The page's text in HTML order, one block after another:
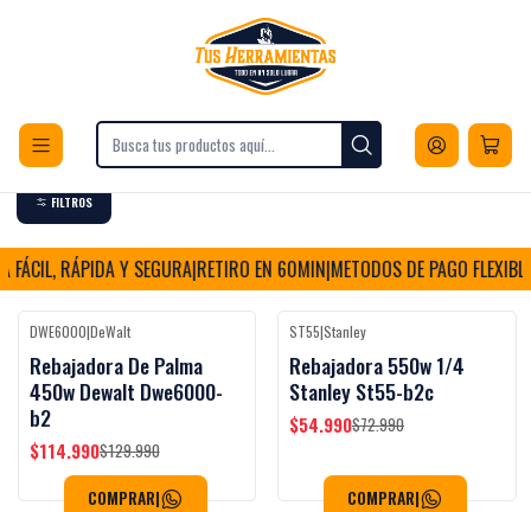
Envios a todo Chile
Herramientas Eléctricas
Fresadoras
FILTROS
RÁPIDA Y SEGURA|RETIRO EN 60MIN|METODOS DE PAGO
-12%OFF
DWE6000|DeWalt
Rebajadora De Palma
450w Dewalt Dwe6000-
b2
$114.990$129.990
COMPRAR|
-25%OFF
ST55|Stanley
Rebajadora 550w 1/4
Stanley St55-b2c
$54.990$72.990
COMPRAR|